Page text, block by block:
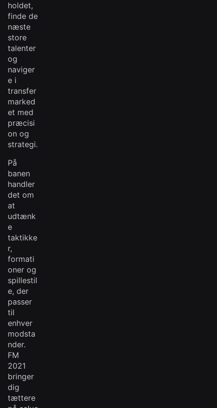
holdet,
finde de
næste
store
talenter
og
naviger
e i
transfer
marked
et med
præcisi
on og
strategi.
På
banen
handler
det om
at
udtænk
e
taktikke
r,
formati
oner og
spillestil
e, der
passer
til
enhver
modsta
nder.
FM
2021
bringer
dig
tættere